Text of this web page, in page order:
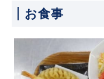
お食事